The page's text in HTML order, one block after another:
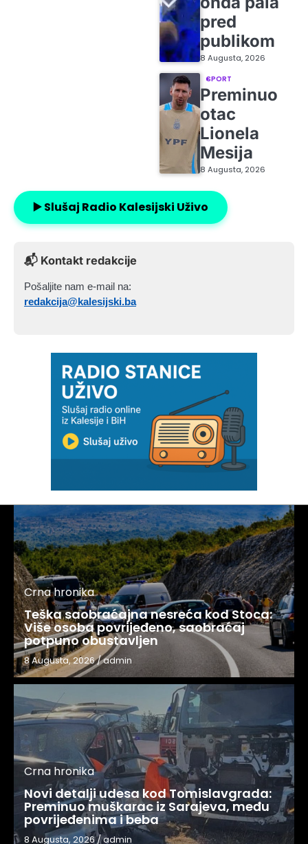
pred
publikom
8 Augusta, 2026
SPORT
Preminuo
otac
Lionela
Mesija
8 Augusta, 2026
▶️ Slušaj Radio Kalesijski Uživo
📬 Kontakt redakcije
Pošaljite nam e-mail na:
redakcija@kalesijski.ba
Crna hronika
Teška saobraćajna nesreća kod Stoca:
Više osoba povrijeđeno, saobraćaj
potpuno obustavljen
8 Augusta, 2026/admin
Crna hronika
Novi detalji udesa kod Tomislavgrada:
Preminuo muškarac iz Sarajeva, među
povrijeđenima i beba
8 Augusta, 2026/admin